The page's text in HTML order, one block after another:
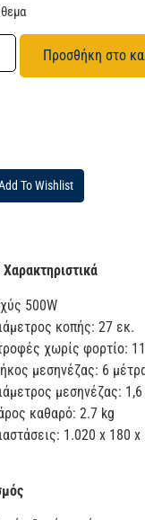
Προσθήκη στο
To Wishlist
Χαρακτηριστικά
500W
κοπής: 27 εκ.
χωρίς φορτίο:
μεσηνέζας: 6
μεσηνέζας:
καθαρό: 2.7 kg
1.020 x 180